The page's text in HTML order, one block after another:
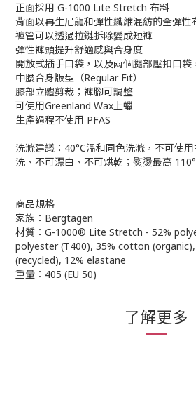
正面採用 G-1000 Lite Stretch 布料
背面以再生尼龍和彈性纖維混紡的全彈性
褲管可以透過拉鏈拆除變成短褲
彈性褲頭提升舒適感與合身度
開放式插手口袋，以及兩個腿部壓扣口袋
中腰合身版型（Regular Fit）
膝部立體剪裁；褲腳可調整
可使用Greenland Wax上蠟
生產過程不使用 PFAS
洗滌建議：40°C溫和同色洗滌，不可使
洗、不可漂白、不可烘乾；熨燙最高
商品規格
家族：Bergtagen
材質：G-1000® Lite Stretch - 52%
polyester (T400), 35% cotton
(recycled), 12% elastane
重量：405 (EU 50)
了解更多